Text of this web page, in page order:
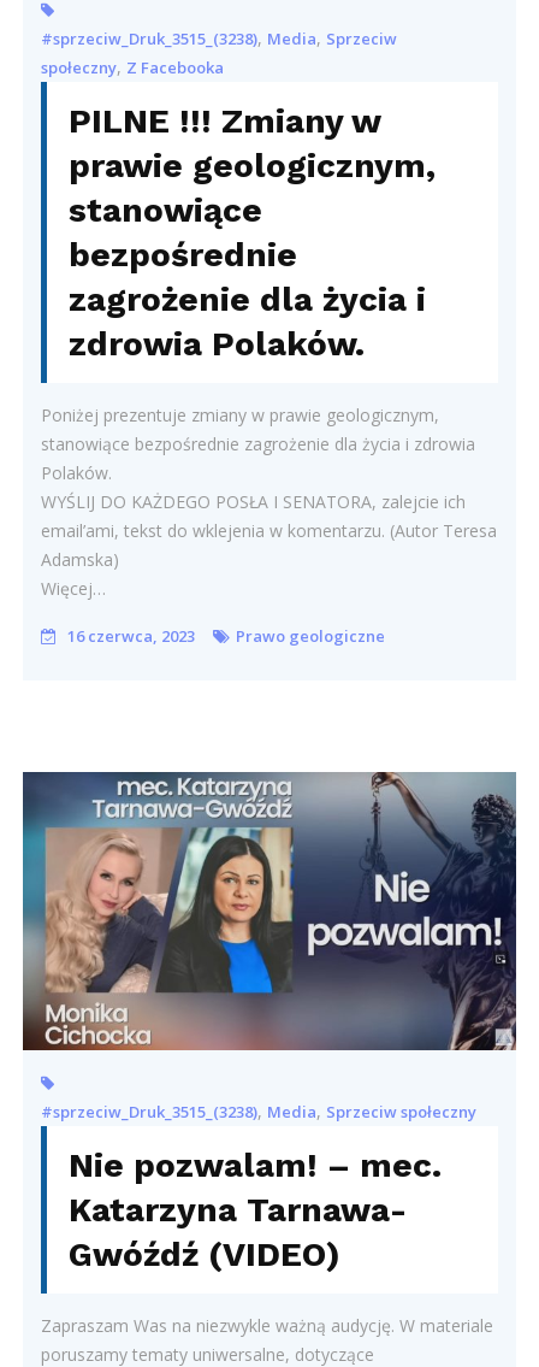
#sprzeciw_Druk_3515_(3238), Media, Sprzeciw
społeczny, Z Facebooka
PILNE !!! Zmiany w
prawie geologicznym,
stanowiące
bezpośrednie
zagrożenie dla życia i
zdrowia Polaków.
Poniżej prezentuje zmiany w prawie geologicznym,
stanowiące bezpośrednie zagrożenie dla życia i zdrowia
Polaków.
WYŚLIJ DO KAŻDEGO POSŁA I SENATORA, zalejcie ich
email’ami, tekst do wklejenia w komentarzu. (Autor Teresa
Adamska)
Więcej…
16 czerwca, 2023 Prawo geologiczne
#sprzeciw_Druk_3515_(3238), Media, Sprzeciw społeczny
Nie pozwalam! – mec.
Katarzyna Tarnawa-
Gwóźdź (VIDEO)
Zapraszam Was na niezwykle ważną audycję. W materiale
poruszamy tematy uniwersalne, dotyczące